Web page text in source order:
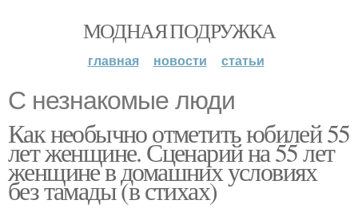
МОДНАЯ ПОДРУЖКА
главная новости статьи
С незнакомые люди
Как необычно отметить юбилей 55
лет женщине. Сценарий на 55 лет
женщине в домашних условиях
без тамады (в стихах)